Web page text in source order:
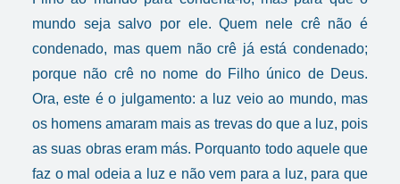
mundo seja salvo por ele. Quem nele crê não é
condenado, mas quem não crê já está condenado;
porque não crê no nome do Filho único de Deus.
Ora, este é o julgamento: a luz veio ao mundo, mas
os homens amaram mais as trevas do que a luz, pois
as suas obras eram más. Porquanto todo aquele que
faz o mal odeia a luz e não vem para a luz, para que